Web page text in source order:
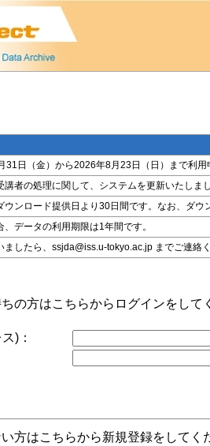
日（金）から2026年8月23日（日）まで利
者の処理に関して、システムを更新いたしま
ンロード提供日より30日間です。なお、ダ
データの利用期限は1年間です。
したら、ssjda@iss.u-tokyo.ac.jp までご連絡
の方はこちらからログインをして
)：
方はこちらから新規登録をしてく